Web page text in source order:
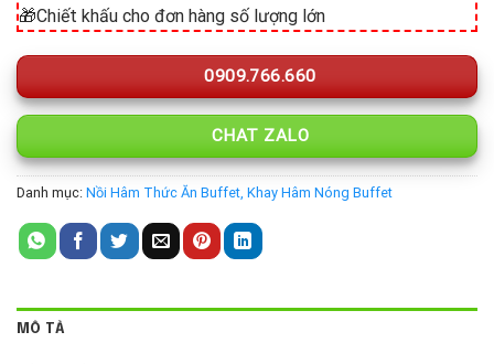
🎁Chiết khấu cho đơn hàng số lượng lớn
0909.766.660
CHAT ZALO
Danh mục: Nồi Hâm Thức Ăn Buffet, Khay Hâm Nóng Buffet
MÔ TẢ